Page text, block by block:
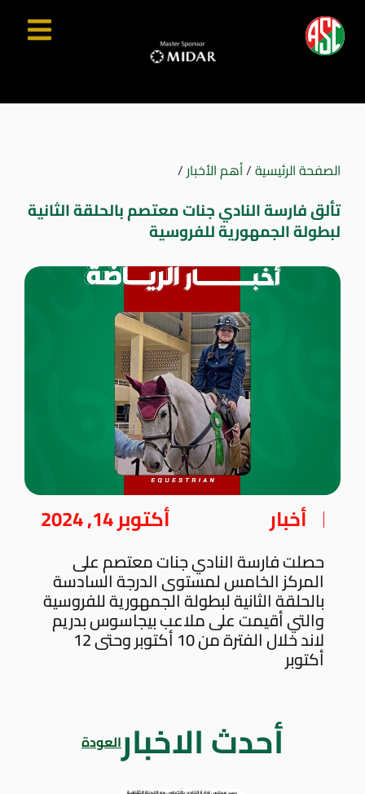
الصفحة الرئيسية/أهم الأخبار/
تألق فارسة النادي جنات معتصم بالحلقة الثانية
لبطولة الجمهورية للفروسية
أخبار أكتوبر 14, 2024
حصلت فارسة النادي جنات معتصم على
المركز الخامس لمستوى الدرجة السادسة
بالحلقة الثانية لبطولة الجمهورية للفروسية
والتي أقيمت على ملاعب بيجاسوس بدريم
لاند خلال الفترة من 10 أكتوبر وحتى 12
أكتوبر
أحدث الاخبارالعودة